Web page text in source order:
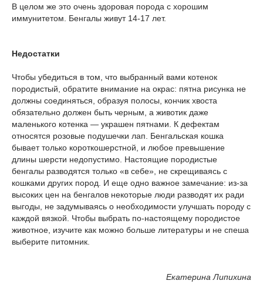
В целом же это очень здоровая порода с хорошим
иммунитетом. Бенгалы живут 14-17 лет.
Недостатки
Чтобы убедиться в том, что выбранный вами котенок
породистый, обратите внимание на окрас: пятна рисунка не
должны соединяться, образуя полосы, кончик хвоста
обязательно должен быть черным, а животик даже
маленького котенка — украшен пятнами. К дефектам
относятся розовые подушечки лап. Бенгальская кошка
бывает только короткошерстной, и любое превышение
длины шерсти недопустимо. Настоящие породистые
бенгалы разводятся только «в себе», не скрещиваясь с
кошками других пород. И еще одно важное замечание: из-за
высоких цен на бенгалов некоторые люди разводят их ради
выгоды, не задумываясь о необходимости улучшать породу с
каждой вязкой. Чтобы выбрать по-настоящему породистое
животное, изучите как можно больше литературы и не спеша
выберите питомник.
Екатерина Липихина